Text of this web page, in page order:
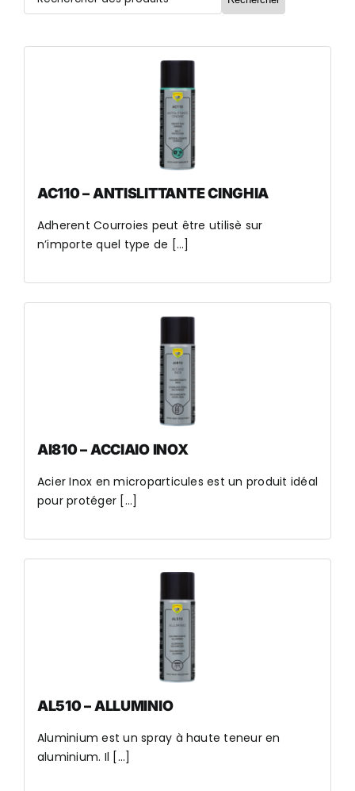
AC110 – ANTISLITTANTE CINGHIA
Adherent Courroies peut être utilisè sur
n’importe quel type de [...]
AI810 – ACCIAIO INOX
Acier Inox en microparticules est un produit idéal
pour protéger [...]
AL510 – ALLUMINIO
Aluminium est un spray à haute teneur en
aluminium. Il [...]